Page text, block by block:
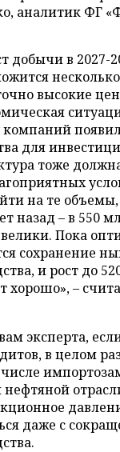
аналитик ФГ
добычи в 2027-
высокие
компаний
для
тоже
на те объемы,
назад – в 550
Пока
сохранение
и рост до
хорошо», –
эксперта,
в целом
даже с